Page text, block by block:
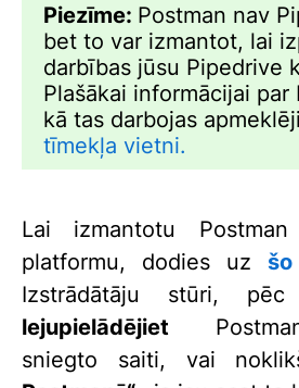
Piezīme: Postman nav
bet to var izmantot, lai
darbības jūsu Pipedrive
Plašākai informācijai par
kā tas darbojas
tīmekļa vietni.
Lai izmantotu
platformu, dodies uz
Izstrādātāju stūri,
lejupielādējiet
sniegto saiti, vai